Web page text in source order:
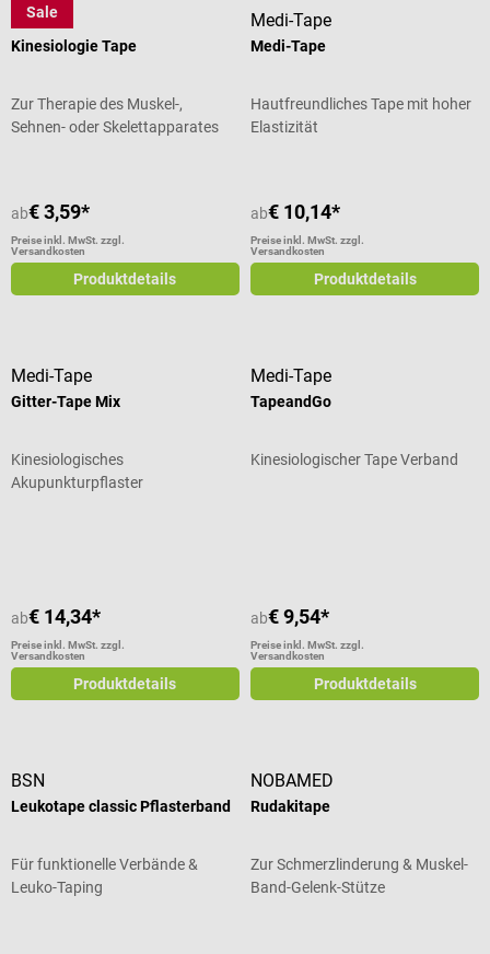
Sale
Dr. No
Kinesiologie Tape
Zur Therapie des Muskel-,
Sehnen- oder Skelettapparates
ab€ 3,59*
Preise inkl. MwSt. zzgl.
Versandkosten
Produktdetails
Medi-Tape
Medi-Tape
Hautfreundliches Tape mit hoher
Elastizität
ab€ 10,14*
Preise inkl. MwSt. zzgl.
Versandkosten
Produktdetails
Medi-Tape
Gitter-Tape Mix
Kinesiologisches
Akupunkturpflaster
ab€ 14,34*
Preise inkl. MwSt. zzgl.
Versandkosten
Produktdetails
Medi-Tape
TapeandGo
Kinesiologischer Tape Verband
ab€ 9,54*
Preise inkl. MwSt. zzgl.
Versandkosten
Produktdetails
BSN
Leukotape classic Pflasterband
Für funktionelle Verbände &
Leuko-Taping
NOBAMED
Rudakitape
Zur Schmerzlinderung & Muskel-
Band-Gelenk-Stütze